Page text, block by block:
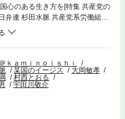
心のある生き方を[特集 共産党の
連 杉田水脈 共産党系労働組合
産党の隠された戦略 小坪しんや
・金子洋一・和田政宗・山村明
性 山村明義 日本人として考え
介 北朝鮮の核実験に見られる
2某国のイージス テコンダー朴!
よ」 日之丸街宣女子 富田安紀子
その1 藤井実彦 高給取りの従軍
「富田メモ」への四つの重大疑
ｋａｍｉｎｏｉｓｈｉ
某国のイージス
大岡敏孝
村西とおる
宇田川敬介